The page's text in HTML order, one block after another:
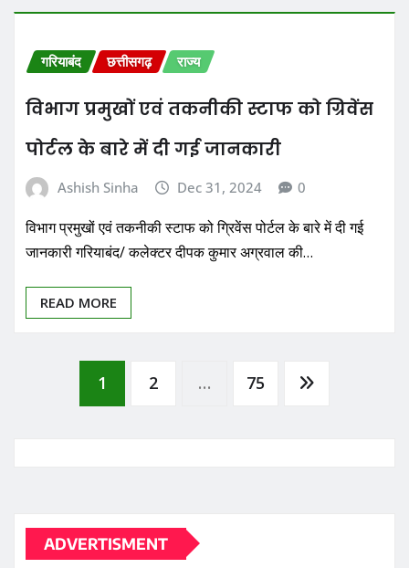
गरियाबंद छत्तीसगढ़ राज्य
विभाग प्रमुखों एवं तकनीकी स्टाफ को ग्रिवेंस
पोर्टल के बारे में दी गई जानकारी
Ashish Sinha Dec 31, 2024 0
विभाग प्रमुखों एवं तकनीकी स्टाफ को ग्रिवेंस पोर्टल के बारे में दी गई
जानकारी गरियाबंद/ कलेक्टर दीपक कुमार अग्रवाल की…
READ MORE
Posts
1 2 … 75
ADVERTISMENT